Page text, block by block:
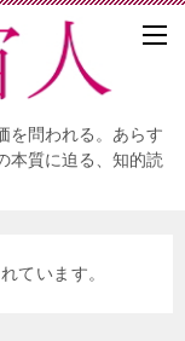
を問われる。あらす
本質に迫る、知的読
ています。